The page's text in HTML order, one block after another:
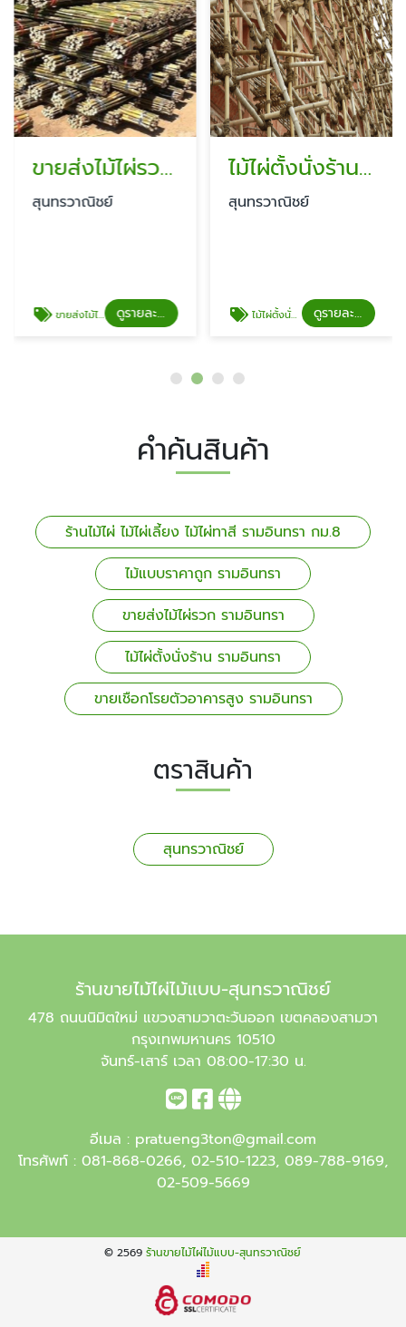
ขายส่งไม้ไผ่รวก รามอินทรา
สุนทรวาณิชย์
ขายส่งไม้ไผ่รวก รามอินทรา ดูรายละเอียด
ไม้ไผ่ตั้งนั่งร้าน รามอินทรา
สุนทรวาณิชย์
ไม้ไผ่ตั้งนั่งร้าน รามอินทรา ดูรายละเอียด
คำค้นสินค้า
ร้านไม้ไผ่ ไม้ไผ่เลี้ยง ไม้ไผ่ทาสี รามอินทรา กม.8
ไม้แบบราคาถูก รามอินทรา
ขายส่งไม้ไผ่รวก รามอินทรา
ไม้ไผ่ตั้งนั่งร้าน รามอินทรา
ขายเชือกโรยตัวอาคารสูง รามอินทรา
ตราสินค้า
สุนทรวาณิชย์
ร้านขายไม้ไผ่ไม้แบบ-สุนทรวาณิชย์
478 ถนนนิมิตใหม่ แขวงสามวาตะวันออก เขตคลองสามวา
กรุงเทพมหานคร 10510
จันทร์-เสาร์ เวลา 08:00-17:30 น.
อีเมล : pratueng3ton@gmail.com
โทรศัพท์ : 081-868-0266, 02-510-1223, 089-788-9169,
02-509-5669
© 2569ร้านขายไม้ไผ่ไม้แบบ-สุนทรวาณิชย์